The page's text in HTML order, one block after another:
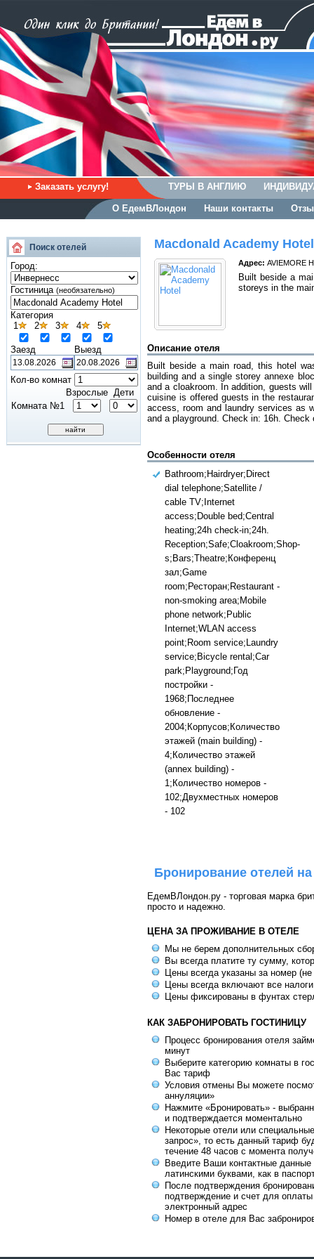
Заказать услугу! ТУРЫ В АНГЛИЮ
О ЕдемВЛондон Наши контакты
Поиск отелей
Город:
Гостиница (необязательно)
Категория
1
2 3 4 5
Заезд Выезд
Кол-во комнат
Взрослые Дети
Комната №1
Macdonald Academy Hotel
Адрес: AVIEMORE
Built beside a
storeys in the
Описание отеля
Built beside a main road, this hotel
building and a single storey annexe
and a cloakroom. In addition, guests
cuisine is offered guests in the
access, room and laundry services as
and a playground. Check in: 16h. Check
Особенности отеля
Bathroom;Hairdryer;Direct
dial telephone;Satellite /
cable TV;Internet
access;Double bed;Central
heating;24h check-in;24h.
Reception;Safe;Cloakroom;Shop-
s;Bars;Theatre;Конференц
зал;Game
room;Ресторан;Restaurant -
non-smoking area;Mobile
phone network;Public
Internet;WLAN access
point;Room service;Laundry
service;Bicycle rental;Car
park;Playground;Год
постройки -
1968;Последнее
обновление -
2004;Корпусов;Количество
этажей (main building) -
4;Количество этажей
(annex building) -
1;Количество номеров -
102;Двухместных номеров
- 102
Бронирование отелей
ЕдемВЛондон.ру - торговая марка
просто и надежно.
ЦЕНА ЗА ПРОЖИВАНИЕ В ОТЕЛЕ
Мы не берем дополнительных
Вы всегда платите ту сумму,
Цены всегда указаны за номер
Цены всегда включают все
Цены фиксированы в фунтах
КАК ЗАБРОНИРОВАТЬ ГОСТИНИЦУ
Процесс бронирования отеля
минут
Выберите категорию комнаты в
Вас тариф
Условия отмены Вы можете
аннуляции»
Нажмите «Бронировать» -
и подтверждается моментально
Некоторые отели или
запрос», то есть данный тариф
течение 48 часов с момента
Введите Ваши контактные данные
латинскими буквами, как в
После подтверждения
подтверждение и счет для
электронный адрес
Номер в отеле для Вас